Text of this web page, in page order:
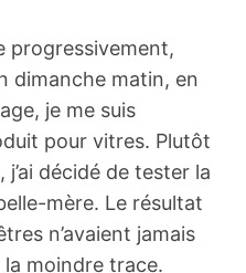
progressivement,
dimanche matin, en
je me suis
pour vitres. Plutôt
décidé de tester la
mère. Le résultat
n’avaient jamais
la moindre trace.